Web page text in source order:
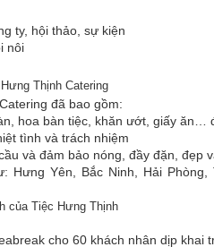
ty, hội thảo, sự kiện
nôi
Thịnh Catering
đã bao gồm:
hoa bàn tiệc, khăn ướt, giấy ăn…
tình và trách nhiệm
và đảm bảo nóng, đầy đặn, đẹp
Yên, Bắc Ninh, Hải Phòng,
của Tiệc Hưng Thịnh
cho 60 khách nhân dịp khai